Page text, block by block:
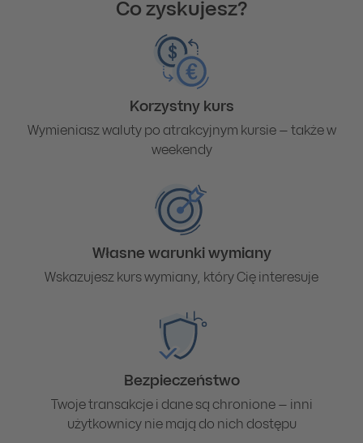
Co zyskujesz?
Korzystny kurs
Wymieniasz waluty po atrakcyjnym kursie – także w
weekendy
Własne warunki wymiany
Wskazujesz kurs wymiany, który Cię interesuje
Bezpieczeństwo
Twoje transakcje i dane są chronione – inni
użytkownicy nie mają do nich dostępu